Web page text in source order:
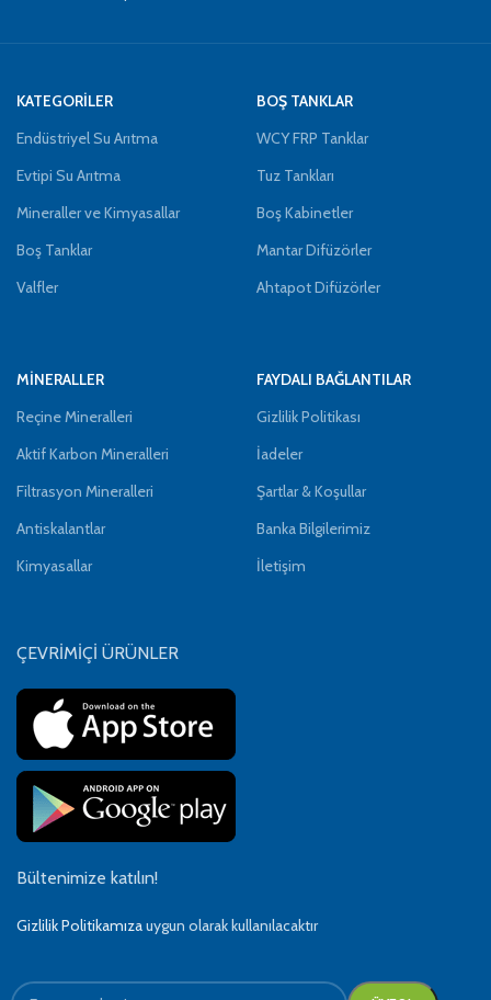
KATEGORİLER
Endüstriyel Su Arıtma
Evtipi Su Arıtma
Mineraller ve Kimyasallar
Boş Tanklar
Valfler
BOŞ TANKLAR
WCY FRP Tanklar
Tuz Tankları
Boş Kabinetler
Mantar Difüzörler
Ahtapot Difüzörler
MİNERALLER
Reçine Mineralleri
Aktif Karbon Mineralleri
Filtrasyon Mineralleri
Antiskalantlar
Kimyasallar
FAYDALI BAĞLANTILAR
Gizlilik Politikası
İadeler
Şartlar & Koşullar
Banka Bilgilerimiz
İletişim
ÇEVRİMİÇİ ÜRÜNLER
Bültenimize katılın!
Gizlilik Politikamızauygun olarak kullanılacaktır